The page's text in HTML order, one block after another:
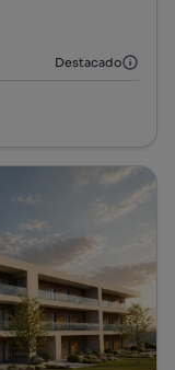
Destacado